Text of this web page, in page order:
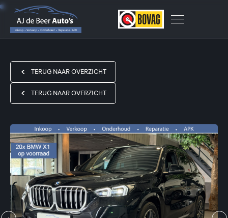
TERUG NAAR OVERZICHT
TERUG NAAR OVERZICHT